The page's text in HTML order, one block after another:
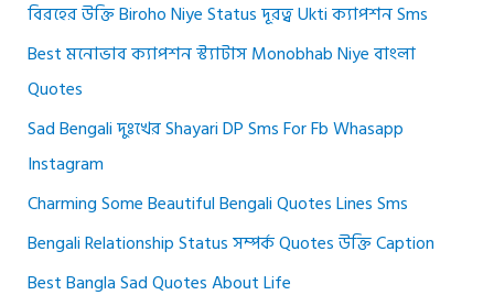
বিরহের উক্তি Biroho Niye Status দূরত্ব Ukti ক্যাপশন Sms
Best মনোভাব ক্যাপশন স্ট্যাটাস Monobhab Niye বাংলা
Quotes
Sad Bengali দুঃখের Shayari DP Sms For Fb Whasapp
Instagram
Charming Some Beautiful Bengali Quotes Lines Sms
Bengali Relationship Status সম্পর্ক Quotes উক্তি Caption
Best Bangla Sad Quotes About Life